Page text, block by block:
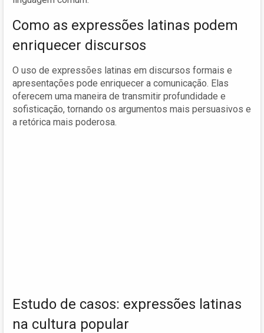
Como as expressões latinas podem
enriquecer discursos
O uso de expressões latinas em discursos formais e
apresentações pode enriquecer a comunicação. Elas
oferecem uma maneira de transmitir profundidade e
sofisticação, tornando os argumentos mais persuasivos e
a retórica mais poderosa.
Estudo de casos: expressões latinas
na cultura popular